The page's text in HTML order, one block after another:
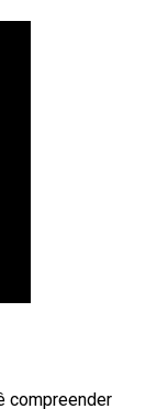
compreender